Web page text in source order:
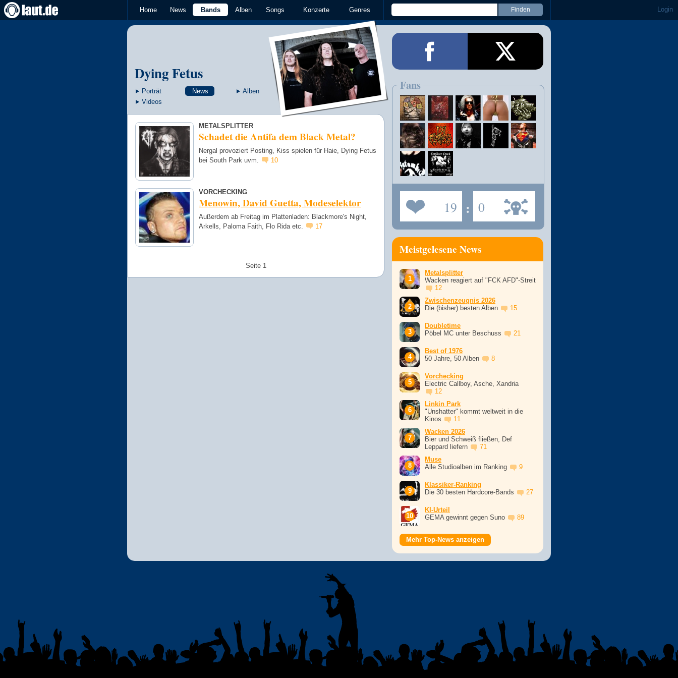
Home News Bands Alben Songs Konzerte Genres Login
Dying Fetus
Porträt News
Alben
Videos
METALSPLITTER
Schadet die Antifa dem Black Metal?
Nergal provoziert Posting, Kiss spielen für Haie, Dying Fetus
bei South Park uvm.
10
VORCHECKING
Menowin, David Guetta, Modeselektor
Außerdem ab Freitag im Plattenladen: Blackmore's Night,
Arkells, Paloma Faith, Flo Rida etc.
17
Seite 1
Fans
19 : 0
Meistgelesene News
Metalsplitter
Wacken reagiert auf "FCK AFD"-Streit
12
Zwischenzeugnis 2026
Die (bisher) besten Alben
15
Doubletime
Pöbel MC unter Beschuss
21
Best of 1976
50 Jahre, 50 Alben
8
Vorchecking
Electric Callboy, Asche, Xandria
12
Linkin Park
"Unshatter" kommt weltweit in die
Kinos
11
Wacken 2026
Bier und Schweiß fließen, Def
Leppard liefern
71
Muse
Alle Studioalben im Ranking
9
Klassiker-Ranking
Die 30 besten Hardcore-Bands
27
KI-Urteil
GEMA gewinnt gegen Suno
89
Mehr Top-News anzeigen